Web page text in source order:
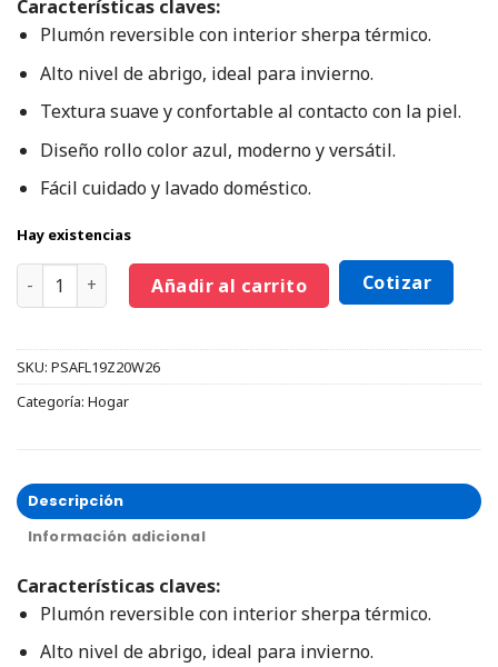
Características claves:
Plumón reversible con interior sherpa térmico.
Alto nivel de abrigo, ideal para invierno.
Textura suave y confortable al contacto con la piel.
Diseño rollo color azul, moderno y versátil.
Fácil cuidado y lavado doméstico.
Hay existencias
Añadir al carrito Cotizar
SKU: PSAFL19Z20W26
Categoría: Hogar
Descripción
Información adicional
Características claves:
Plumón reversible con interior sherpa térmico.
Alto nivel de abrigo, ideal para invierno.